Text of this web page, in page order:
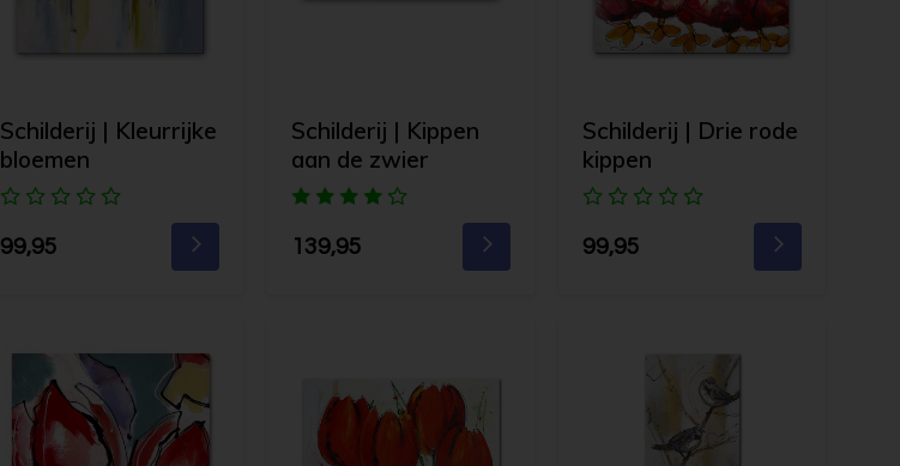
Schilderij | Kleurrijke
bloemen
99,95
Schilderij | Kippen
aan de zwier
139,95
Schilderij | Drie rode
kippen
99,95